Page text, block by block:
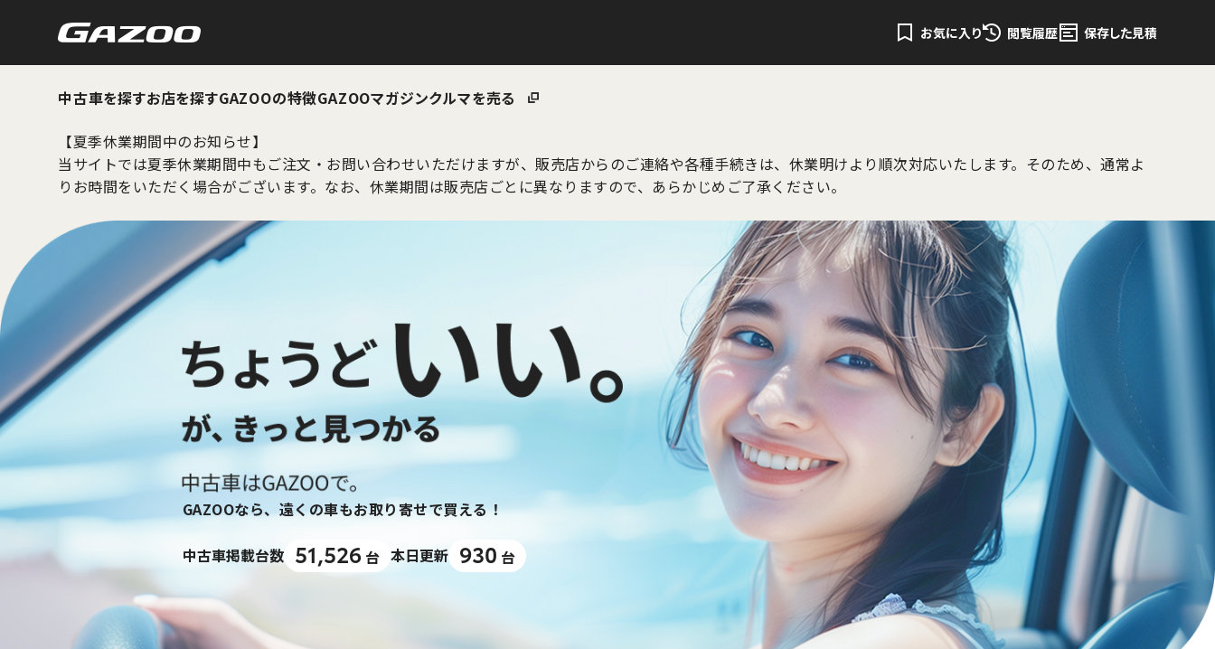
お気に入り 閲覧履歴 保存した見積
中古車を探すお店を探すGAZOOの特徴GAZOOマガジンクルマを売る
【夏季休業期間中のお知らせ】
当サイトでは夏季休業期間中もご注文・お問い合わせいただけますが、販売店からのご連絡や各種手続きは、休業明けより順次対応いたします。そのため、通常よ
りお時間をいただく場合がございます。なお、休業期間は販売店ごとに異なりますので、あらかじめご了承ください。
GAZOOなら、遠くの車もお取り寄せで買える！
中古車掲載台数 51,526 台 本日更新 930 台